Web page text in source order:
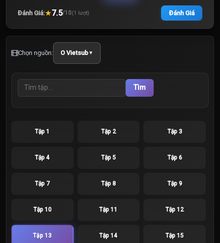
Đánh Giá:★7.5/10(1 lượt) Đánh Giá
Chọn nguồn: O Vietsub▼
Tìm
Tập 1 Tập 2 Tập 3
Tập 4 Tập 5 Tập 6
Tập 7 Tập 8 Tập 9
Tập 10 Tập 11 Tập 12
Tập 13 Tập 14 Tập 15